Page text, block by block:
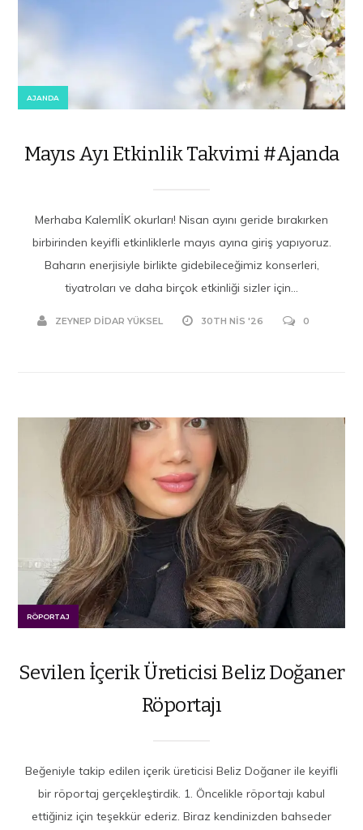
AJANDA
Mayıs Ayı Etkinlik Takvimi #Ajanda
Merhaba KalemlİK okurları! Nisan ayını geride bırakırken
birbirinden keyifli etkinliklerle mayıs ayına giriş yapıyoruz.
Baharın enerjisiyle birlikte gidebileceğimiz konserleri,
tiyatroları ve daha birçok etkinliği sizler için...
ZEYNEP DIDAR YÜKSEL 30TH NIS '26 0
RÖPORTAJ
Sevilen İçerik Üreticisi Beliz Doğaner
Röportajı
Beğeniyle takip edilen içerik üreticisi Beliz Doğaner ile keyifli
bir röportaj gerçekleştirdik. 1. Öncelikle röportajı kabul
ettiğiniz için teşekkür ederiz. Biraz kendinizden bahseder